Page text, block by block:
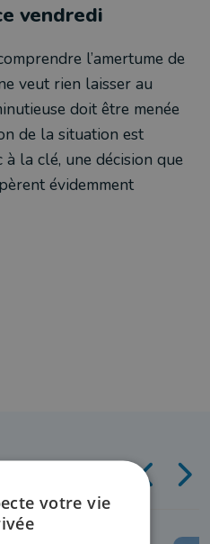
vendredi
l’amertume de
veut rien laisser au
doit être menée
de la situation est
la clé, une décision que
évidemment
votre vie